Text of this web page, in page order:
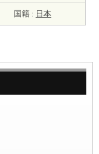
国籍 : 日本